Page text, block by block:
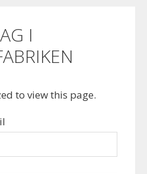
I
to view this page.